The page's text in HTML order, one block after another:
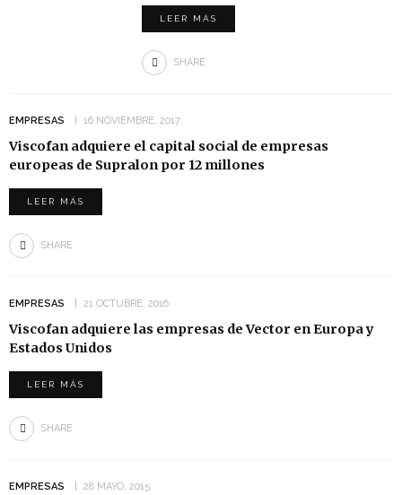
LEER MÁS
SHARE
EMPRESAS 16 NOVIEMBRE, 2017
Viscofan adquiere el capital social de empresas
europeas de Supralon por 12 millones
LEER MÁS
SHARE
EMPRESAS 21 OCTUBRE, 2016
​Viscofan adquiere las empresas de Vector en Europa y
Estados Unidos
LEER MÁS
SHARE
EMPRESAS 28 MAYO, 2015